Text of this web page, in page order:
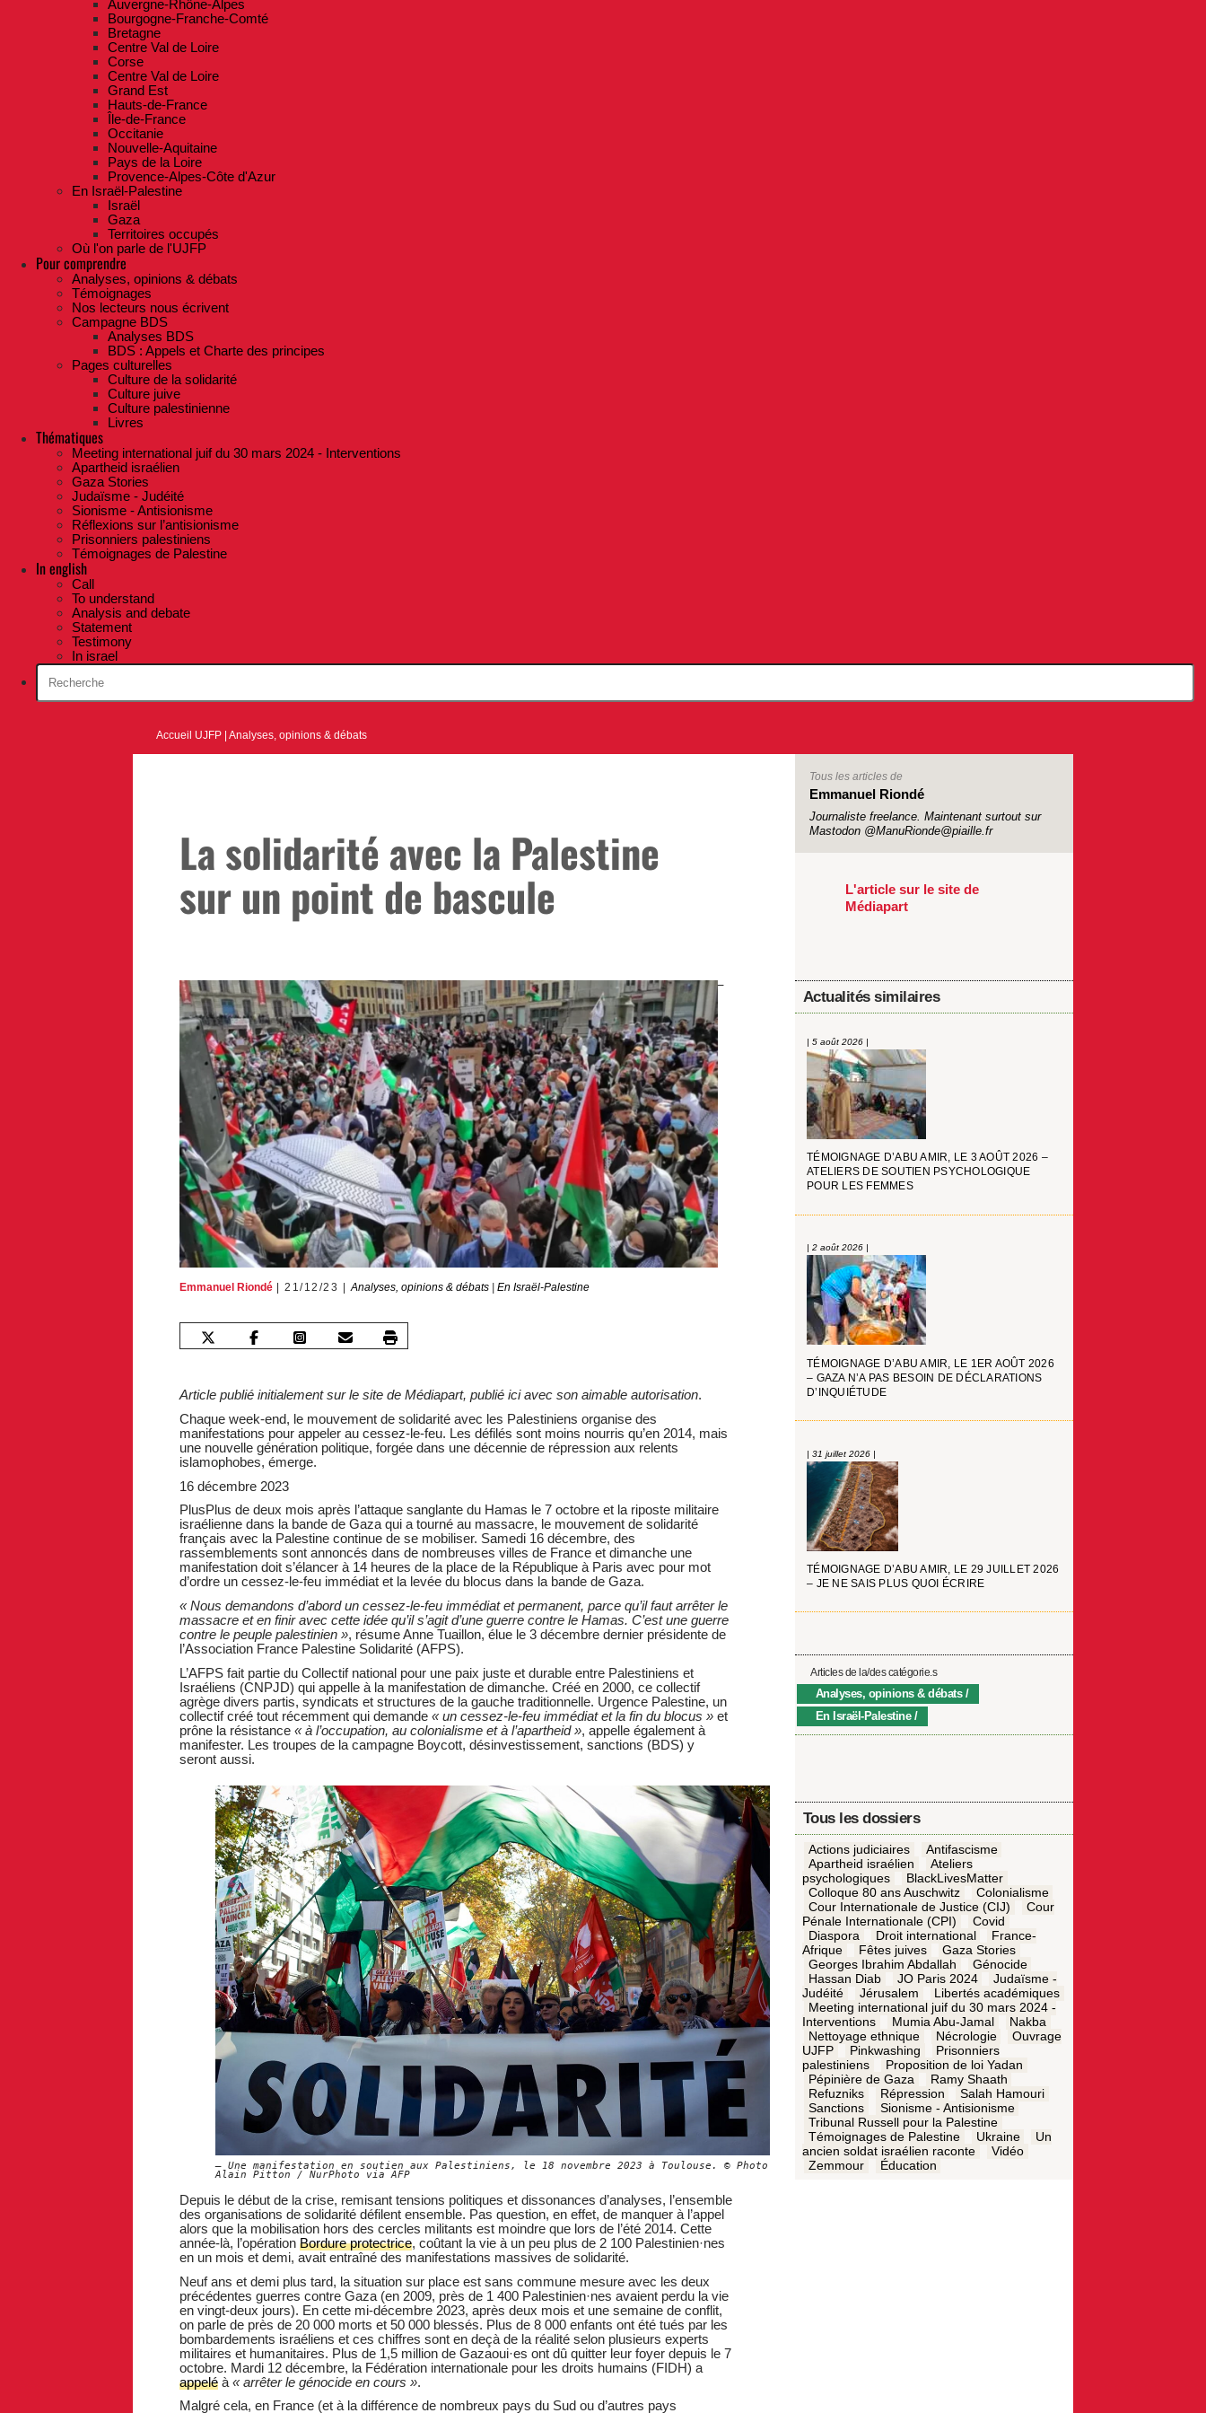
Auvergne-Rhône-Alpes
Bourgogne-Franche-Comté
Bretagne
Centre Val de Loire
Corse
Centre Val de Loire
Grand Est
Hauts-de-France
Île-de-France
Occitanie
Nouvelle-Aquitaine
Pays de la Loire
Provence-Alpes-Côte d'Azur
En Israël-Palestine
Israël
Gaza
Territoires occupés
Où l'on parle de l'UJFP
Pour comprendre
Analyses, opinions & débats
Témoignages
Nos lecteurs nous écrivent
Campagne BDS
Analyses BDS
BDS : Appels et Charte des principes
Pages culturelles
Culture de la solidarité
Culture juive
Culture palestinienne
Livres
Thématiques
Meeting international juif du 30 mars 2024 - Interventions
Apartheid israélien
Gaza Stories
Judaïsme - Judéité
Sionisme - Antisionisme
Réflexions sur l’antisionisme
Prisonniers palestiniens
Témoignages de Palestine
In english
Call
To understand
Analysis and debate
Statement
Testimony
In israel
Accueil UJFP |Analyses, opinions & débats
La solidarité avec la Palestine
sur un point de bascule
Emmanuel Riondé 21/12/23 Analyses, opinions & débats| En Israël-Palestine
Article publié initialement sur le site de Médiapart, publié ici avec son aimable autorisation.
Chaque week-end, le mouvement de solidarité avec les Palestiniens organise des
manifestations pour appeler au cessez-le-feu. Les défilés sont moins nourris qu’en 2014, mais
une nouvelle génération politique, forgée dans une décennie de répression aux relents
islamophobes, émerge.
16 décembre 2023
PlusPlus de deux mois après l’attaque sanglante du Hamas le 7 octobre et la riposte militaire
israélienne dans la bande de Gaza qui a tourné au massacre, le mouvement de solidarité
français avec la Palestine continue de se mobiliser. Samedi 16 décembre, des
rassemblements sont annoncés dans de nombreuses villes de France et dimanche une
manifestation doit s’élancer à 14 heures de la place de la République à Paris avec pour mot
d’ordre un cessez-le-feu immédiat et la levée du blocus dans la bande de Gaza.
« Nous demandons d’abord un cessez-le-feu immédiat et permanent, parce qu’il faut arrêter le
massacre et en finir avec cette idée qu’il s’agit d’une guerre contre le Hamas. C’est une guerre
contre le peuple palestinien », résume Anne Tuaillon, élue le 3 décembre dernier présidente de
l’Association France Palestine Solidarité (AFPS).
L’AFPS fait partie du Collectif national pour une paix juste et durable entre Palestiniens et
Israéliens (CNPJD) qui appelle à la manifestation de dimanche. Créé en 2000, ce collectif
agrège divers partis, syndicats et structures de la gauche traditionnelle. Urgence Palestine, un
collectif créé tout récemment qui demande « un cessez-le-feu immédiat et la fin du blocus »et
prône la résistance « à l’occupation, au colonialisme et à l’apartheid », appelle également à
manifester. Les troupes de la campagne Boycott, désinvestissement, sanctions (BDS) y
seront aussi.
Une manifestation en soutien aux Palestiniens, le 18 novembre 2023 à Toulouse. © Photo
Alain Pitton / NurPhoto via AFP
Depuis le début de la crise, remisant tensions politiques et dissonances d’analyses, l’ensemble
des organisations de solidarité défilent ensemble. Pas question, en effet, de manquer à l’appel
alors que la mobilisation hors des cercles militants est moindre que lors de l’été 2014. Cette
année-là, l’opération Bordure protectrice, coûtant la vie à un peu plus de 2 100 Palestinien·nes
en un mois et demi, avait entraîné des manifestations massives de solidarité.
Neuf ans et demi plus tard, la situation sur place est sans commune mesure avec les deux
précédentes guerres contre Gaza (en 2009, près de 1 400 Palestinien·nes avaient perdu la vie
en vingt-deux jours). En cette mi-décembre 2023, après deux mois et une semaine de conflit,
on parle de près de 20 000 morts et 50 000 blessés. Plus de 8 000 enfants ont été tués par les
bombardements israéliens et ces chiffres sont en deçà de la réalité selon plusieurs experts
militaires et humanitaires. Plus de 1,5 million de Gazaoui·es ont dû quitter leur foyer depuis le 7
octobre. Mardi 12 décembre, la Fédération internationale pour les droits humains (FIDH) a
appeléà « arrêter le génocide en cours ».
Malgré cela, en France (et à la différence de nombreux pays du Sud ou d’autres pays
Tous les articles de
Emmanuel Riondé
Journaliste freelance. Maintenant surtout sur
Mastodon @ManuRionde@piaille.fr
L'article sur le site de
Médiapart
Actualités similaires
| 5 août 2026 |
TÉMOIGNAGE D’ABU AMIR, LE 3 AOÛT 2026 –
ATELIERS DE SOUTIEN PSYCHOLOGIQUE
POUR LES FEMMES
| 2 août 2026 |
TÉMOIGNAGE D’ABU AMIR, LE 1ER AOÛT 2026
– GAZA N’A PAS BESOIN DE DÉCLARATIONS
D’INQUIÉTUDE
| 31 juillet 2026 |
TÉMOIGNAGE D’ABU AMIR, LE 29 JUILLET 2026
– JE NE SAIS PLUS QUOI ÉCRIRE
Articles de la/des catégorie.s
Analyses, opinions & débats
En Israël-Palestine
Tous les dossiers
Actions judiciaires
Antifascisme
Apartheid israélien
Ateliers
psychologiques
BlackLivesMatter
Colloque 80 ans Auschwitz
Colonialisme
Cour Internationale de Justice (CIJ)
Cour
Pénale Internationale (CPI)
Covid
Diaspora
Droit international
France-
Afrique
Fêtes juives
Gaza Stories
Georges Ibrahim Abdallah
Génocide
Hassan Diab
JO Paris 2024
Judaïsme -
Judéité
Jérusalem
Libertés académiques
Meeting international juif du 30 mars 2024 -
Interventions
Mumia Abu-Jamal
Nakba
Nettoyage ethnique
Nécrologie
Ouvrage
UJFP
Pinkwashing
Prisonniers
palestiniens
Proposition de loi Yadan
Pépinière de Gaza
Ramy Shaath
Refuzniks
Répression
Salah Hamouri
Sanctions
Sionisme - Antisionisme
Tribunal Russell pour la Palestine
Témoignages de Palestine
Ukraine
Un
ancien soldat israélien raconte
Vidéo
Zemmour
Éducation